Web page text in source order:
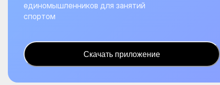
единомышленников для занятий
спортом
Скачать приложение